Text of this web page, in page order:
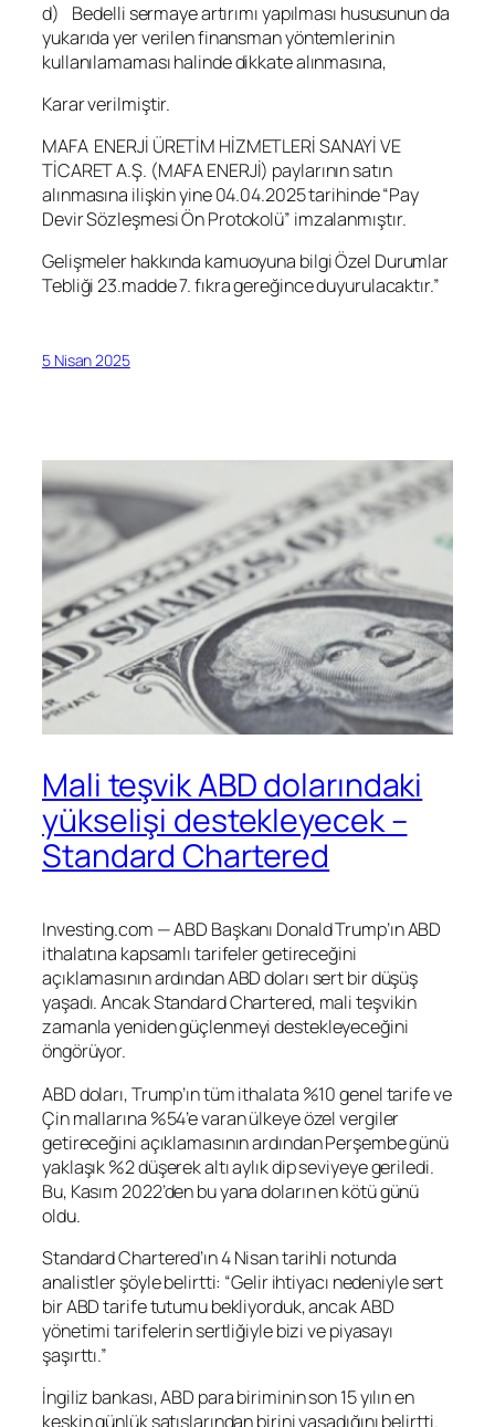
d) Bedelli sermaye artırımı yapılması hususunun da
yukarıda yer verilen finansman yöntemlerinin
kullanılamaması halinde dikkate alınmasına,
Karar verilmiştir.
MAFA ENERJİ ÜRETİM HİZMETLERİ SANAYİ VE
TİCARET A.Ş. (MAFA ENERJİ) paylarının satın
alınmasına ilişkin yine 04.04.2025 tarihinde “Pay
Devir Sözleşmesi Ön Protokolü” imzalanmıştır.
Gelişmeler hakkında kamuoyuna bilgi Özel Durumlar
Tebliği 23.madde 7. fıkra gereğince duyurulacaktır.”
5 Nisan 2025
Mali teşvik ABD dolarındaki
yükselişi destekleyecek –
Standard Chartered
Investing.com — ABD Başkanı Donald Trump’ın ABD
ithalatına kapsamlı tarifeler getireceğini
açıklamasının ardından ABD doları sert bir düşüş
yaşadı. Ancak Standard Chartered, mali teşvikin
zamanla yeniden güçlenmeyi destekleyeceğini
öngörüyor.
ABD doları, Trump’ın tüm ithalata %10 genel tarife ve
Çin mallarına %54’e varan ülkeye özel vergiler
getireceğini açıklamasının ardından Perşembe günü
yaklaşık %2 düşerek altı aylık dip seviyeye geriledi.
Bu, Kasım 2022’den bu yana doların en kötü günü
oldu.
Standard Chartered’ın 4 Nisan tarihli notunda
analistler şöyle belirtti: “Gelir ihtiyacı nedeniyle sert
bir ABD tarife tutumu bekliyorduk, ancak ABD
yönetimi tarifelerin sertliğiyle bizi ve piyasayı
şaşırttı.”
İngiliz bankası, ABD para biriminin son 15 yılın en
keskin günlük satışlarından birini yaşadığını belirtti.